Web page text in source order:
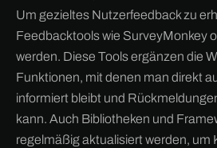
Um gezieltes Nutzerfeedback zu
Feedbacktools wie SurveyMonkey
werden. Diese Tools ergänzen die
Funktionen, mit denen man direkt
informiert bleibt und
kann. Auch Bibliotheken und
regelmäßig aktualisiert werden, um